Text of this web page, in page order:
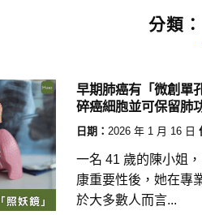
分類：
早期肺癌有「微創單
碎癌細胞並可保留肺
日期： 2026 年 1 月 16 日
一名 41 歲的陳小姐
康重要性後，她在專
於大多數人而言...